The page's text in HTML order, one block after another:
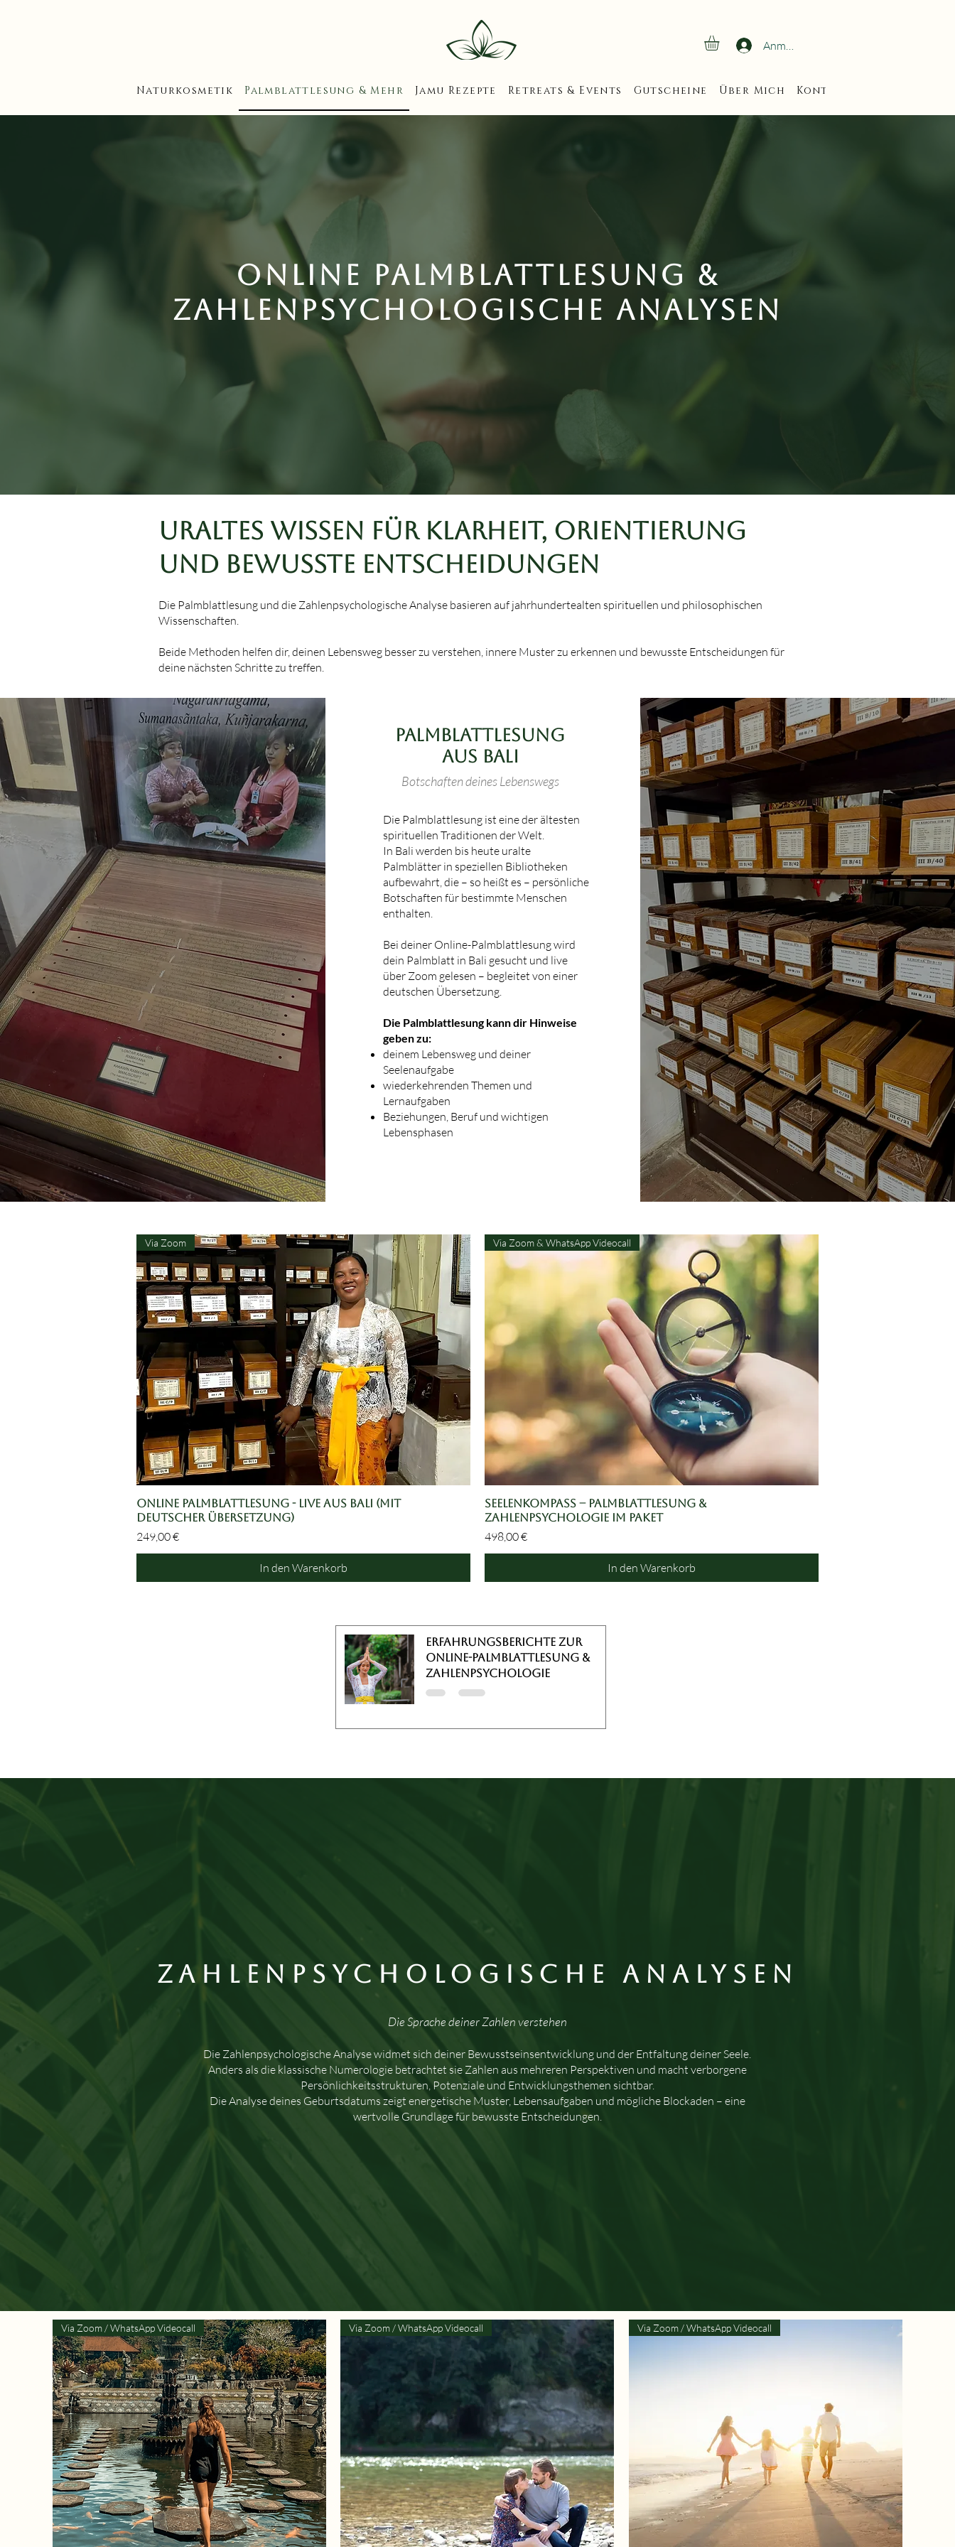
Anmelden
Naturkosmetik Palmblattlesung & Mehr Jamu Rezepte Retreats & Events Gutscheine Über Mich Kontakt
Online Palmblattlesung &
Zahlenpsychologische Analysen
Uraltes Wissen für Klarheit, Orientierung
und bewusste Entscheidungen
Die Palmblattlesung und die Zahlenpsychologische Analyse basieren auf jahrhundertealten spirituellen und philosophischen
Wissenschaften.
Beide Methoden helfen dir, deinen Lebensweg besser zu verstehen, innere Muster zu erkennen und bewusste Entscheidungen für
deine nächsten Schritte zu treffen.
Palmblattlesung
aus Bali
Botschaften deines Lebenswegs
Die Palmblattlesung ist eine der ältesten
spirituellen Traditionen der Welt.
In Bali werden bis heute uralte
Palmblätter in speziellen Bibliotheken
aufbewahrt, die – so heißt es – persönliche
Botschaften für bestimmte Menschen
enthalten.
Bei deiner Online-Palmblattlesung wird
dein Palmblatt in Bali gesucht und live
über Zoom gelesen – begleitet von einer
deutschen Übersetzung.
Die Palmblattlesung kann dir Hinweise
geben zu:
deinem Lebensweg und deiner
Seelenaufgabe
wiederkehrenden Themen und
Lernaufgaben
Beziehungen, Beruf und wichtigen
Lebensphasen
Schnellansicht
Via Zoom
Online Palmblattlesung - Live aus Bali (mit
deutscher Übersetzung)
Preis
249,00 €
In den Warenkorb
Schnellansicht
Via Zoom & WhatsApp Videocall
Seelenkompass – Palmblattlesung &
Zahlenpsychologie im Paket
Preis
498,00 €
In den Warenkorb
Erfahrungsberichte zur
Online-Palmblattlesung &
Zahlenpsychologie
Zahlenpsychologische Analysen
Die Sprache deiner Zahlen verstehen
Die Zahlenpsychologische Analyse widmet sich deiner Bewusstseinsentwicklung und der Entfaltung deiner Seele.
Anders als die klassische Numerologie betrachtet sie Zahlen aus mehreren Perspektiven und macht verborgene
Persönlichkeitsstrukturen, Potenziale und Entwicklungsthemen sichtbar.
Die Analyse deines Geburtsdatums zeigt energetische Muster, Lebensaufgaben und mögliche Blockaden – eine
wertvolle Grundlage für bewusste Entscheidungen.
Via Zoom / WhatsApp Videocall Via Zoom / WhatsApp Videocall Via Zoom / WhatsApp Videocall